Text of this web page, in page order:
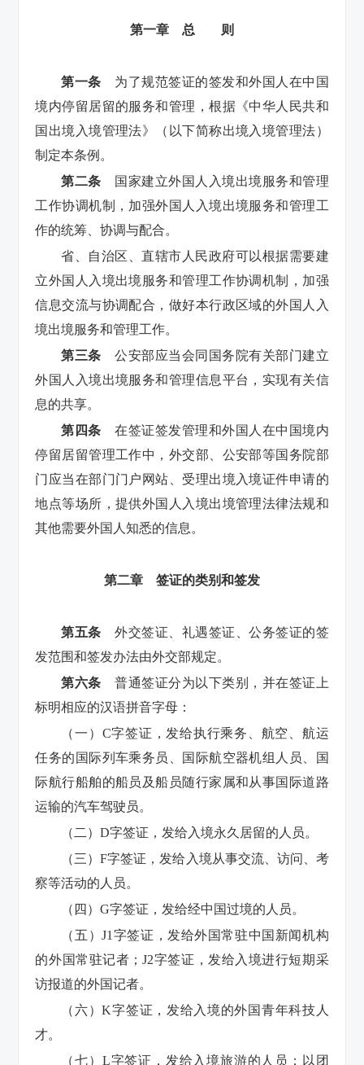
第一章 总 则
第一条 为了规范签证的签发和外国人在中国
境内停留居留的服务和管理，根据《中华人民共和
国出境入境管理法》（以下简称出境入境管理法）
制定本条例。
第二条 国家建立外国人入境出境服务和管理
工作协调机制，加强外国人入境出境服务和管理工
作的统筹、协调与配合。
省、自治区、直辖市人民政府可以根据需要建
立外国人入境出境服务和管理工作协调机制，加强
信息交流与协调配合，做好本行政区域的外国人入
境出境服务和管理工作。
第三条 公安部应当会同国务院有关部门建立
外国人入境出境服务和管理信息平台，实现有关信
息的共享。
第四条 在签证签发管理和外国人在中国境内
停留居留管理工作中，外交部、公安部等国务院部
门应当在部门门户网站、受理出境入境证件申请的
地点等场所，提供外国人入境出境管理法律法规和
其他需要外国人知悉的信息。
第二章 签证的类别和签发
第五条 外交签证、礼遇签证、公务签证的签
发范围和签发办法由外交部规定。
第六条 普通签证分为以下类别，并在签证上
标明相应的汉语拼音字母：
（一）C字签证，发给执行乘务、航空、航运
任务的国际列车乘务员、国际航空器机组人员、国
际航行船舶的船员及船员随行家属和从事国际道路
运输的汽车驾驶员。
（二）D字签证，发给入境永久居留的人员。
（三）F字签证，发给入境从事交流、访问、考
察等活动的人员。
（四）G字签证，发给经中国过境的人员。
（五）J1字签证，发给外国常驻中国新闻机构
的外国常驻记者；J2字签证，发给入境进行短期采
访报道的外国记者。
（六）K字签证，发给入境的外国青年科技人
才。
（七）L字签证，发给入境旅游的人员；以团